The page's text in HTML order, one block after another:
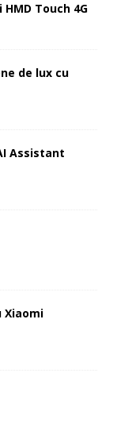
Touch 4G
de lux cu
Assistant
Xiaomi